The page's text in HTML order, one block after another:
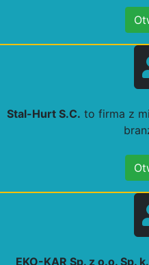
Stal-Hurt S.C. to firma z
EKO-KAR Sp. z o.o. Sp. k.